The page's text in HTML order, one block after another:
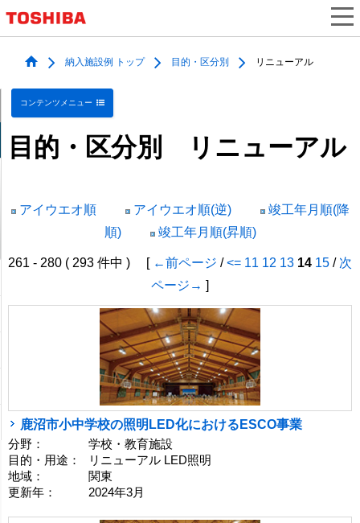
納入施設例 トップ 目的・区分別 リニューアル
コンテンツメニュー
目的・区分別 リニューアル
アイウエオ順 アイウエオ順(逆)
竣工年月順(降
順)
竣工年月順(昇順)
261 - 280 ( 293 件中 ) [ ←前ページ /<= 11 12 13 14 15 / 次
ページ→ ]
鹿沼市小中学校の照明LED化におけるESCO事業
分野：
学校・教育施設
目的・用途：
リニューアル LED照明
地域：
関東
更新年：
2024年3月